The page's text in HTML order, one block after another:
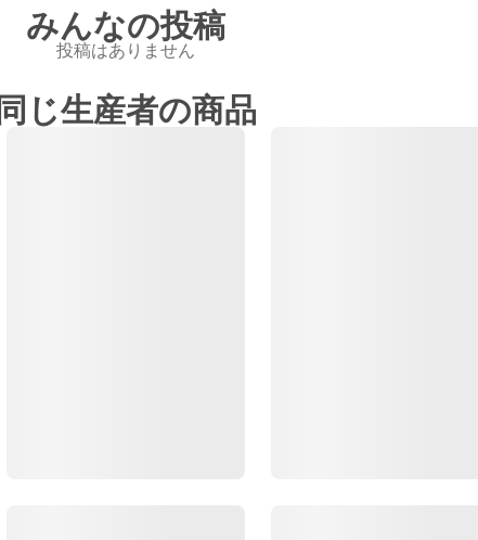
みんなの投稿
投稿はありません
同じ生産者の商品